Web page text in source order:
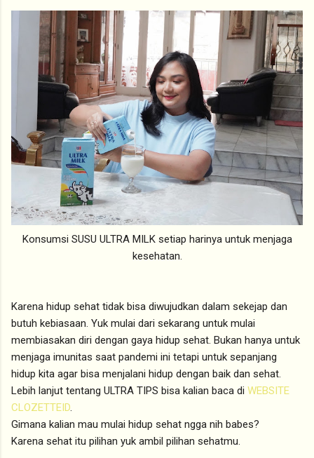
Konsumsi SUSU ULTRA MILK setiap harinya untuk menjaga
kesehatan.
Karena hidup sehat tidak bisa diwujudkan dalam sekejap dan
butuh kebiasaan. Yuk mulai dari sekarang untuk mulai
membiasakan diri dengan gaya hidup sehat. Bukan hanya untuk
menjaga imunitas saat pandemi ini tetapi untuk sepanjang
hidup kita agar bisa menjalani hidup dengan baik dan sehat.
Lebih lanjut tentang ULTRA TIPS bisa kalian baca di WEBSITE
CLOZETTEID.
Gimana kalian mau mulai hidup sehat ngga nih babes?
Karena sehat itu pilihan yuk ambil pilihan sehatmu.